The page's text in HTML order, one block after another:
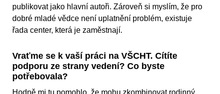
publikovat jako hlavní autoři. Zároveň si myslím, že pro
dobré mladé vědce není uplatnění problém, existuje
řada center, která je zaměstnají.
Vraťme se k vaší práci na VŠCHT. Cítíte
podporu ze strany vedení? Co byste
potřebovala?
Hodně mi tu pomohlo, že mohu zkombinovat rodinný